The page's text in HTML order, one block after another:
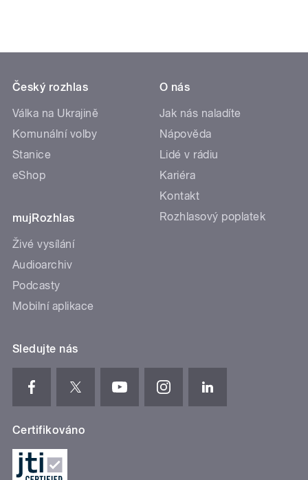
Český rozhlas
Válka na Ukrajině
Komunální volby
Stanice
eShop
mujRozhlas
Živé vysílání
Audioarchiv
Podcasty
Mobilní aplikace
O nás
Jak nás naladíte
Nápověda
Lidé v rádiu
Kariéra
Kontakt
Rozhlasový poplatek
Sledujte nás
Certifikováno